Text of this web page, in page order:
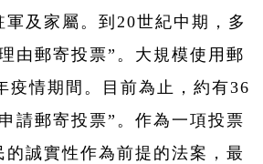
及家屬。到20世紀中期，多
由郵寄投票”。大規模使用郵
疫情期間。目前為止，約有36
請郵寄投票”。作為一項投票
誠實性作為前提的法案，最